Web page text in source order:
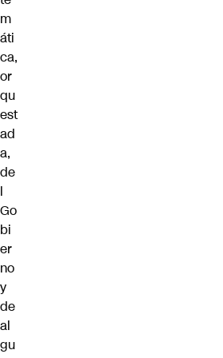
m
áti
ca,
or
qu
est
ad
a,
de
l
Go
bi
er
no
y
de
al
gu